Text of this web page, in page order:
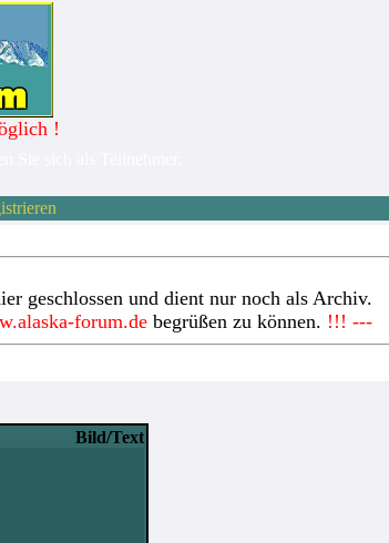
!
geschlossen und dient nur noch als Archiv.
forum.de begrüßen zu können. !!! ---
Bild/Text